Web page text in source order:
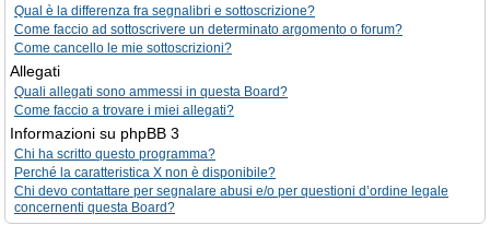
Qual è la differenza fra segnalibri e sottoscrizione?
Come faccio ad sottoscrivere un determinato argomento o forum?
Come cancello le mie sottoscrizioni?
Allegati
Quali allegati sono ammessi in questa Board?
Come faccio a trovare i miei allegati?
Informazioni su phpBB 3
Chi ha scritto questo programma?
Perché la caratteristica X non è disponibile?
Chi devo contattare per segnalare abusi e/o per questioni d’ordine legale
concernenti questa Board?